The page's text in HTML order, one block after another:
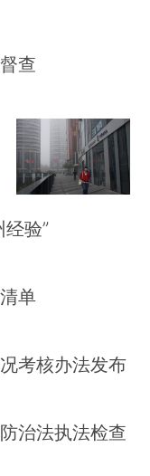
查
验”
单
考核办法发布
治法执法检查